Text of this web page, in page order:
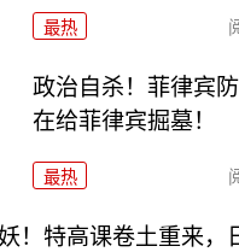
最热
政治自杀！菲律宾
在给菲律宾掘墓！
最热
！特高课卷土重来，